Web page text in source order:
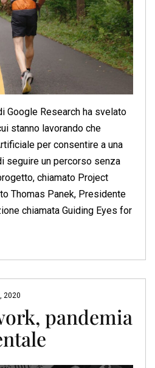
Google Research ha svelato
stanno lavorando che
per consentire a una
seguire un percorso senza
chiamato Project
Thomas Panek, Presidente
chiamata Guiding Eyes for
2020
pandemia